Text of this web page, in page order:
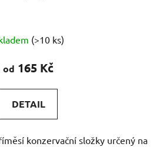
hodnocení
produktu
5,0
z
hvězdiček.
(>10 ks)
od 165 Kč
DETAIL
konzervační složky určený na